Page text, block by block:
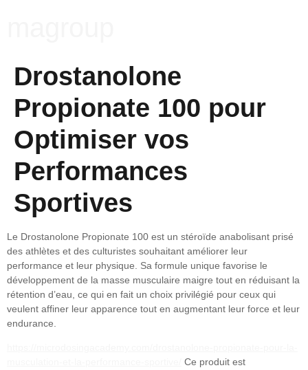
Drostanolone
Propionate 100 pour
Optimiser vos
Performances
Sportives
Le Drostanolone Propionate 100 est un stéroïde anabolisant prisé
des athlètes et des culturistes souhaitant améliorer leur
performance et leur physique. Sa formule unique favorise le
développement de la masse musculaire maigre tout en réduisant la
rétention d’eau, ce qui en fait un choix privilégié pour ceux qui
veulent affiner leur apparence tout en augmentant leur force et leur
endurance.
Ce produit est